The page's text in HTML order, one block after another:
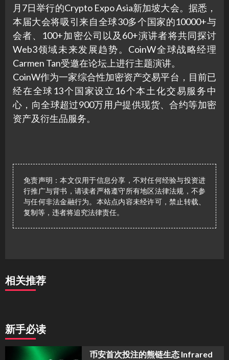
月7日举行的Crypto Expo Asia新加坡大会。据悉，
本届大会将吸引来自全球30多个国家的10000+与
会者、100+加密公司以及60+演讲者将共同探讨
Web3领域未来发展趋势。CoinW全球战略经理
Carmen Tan受邀在论坛上进行主题演讲。
CoinW作为一家综合性加密资产交易平台，目前已
经在全球13个国家设立16个本土化交易服务中
心，向全球超过900万用户提供现货、合约等加密
资产及衍生品服务。
免责声明：本文仅用于信息分享，不对任何经验与投资进
行推广与背书，请读者严格遵守所有地区法律法规，不参
与任何非法金融行为。本站点内容未经许可，禁止转载、
复制等，违者将追究法律责任。
相关推荐
新手必读
币安首次投注的熊链生态 Infrared